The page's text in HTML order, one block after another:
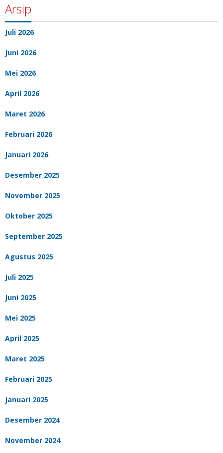
Arsip
Juli 2026
Juni 2026
Mei 2026
April 2026
Maret 2026
Februari 2026
Januari 2026
Desember 2025
November 2025
Oktober 2025
September 2025
Agustus 2025
Juli 2025
Juni 2025
Mei 2025
April 2025
Maret 2025
Februari 2025
Januari 2025
Desember 2024
November 2024